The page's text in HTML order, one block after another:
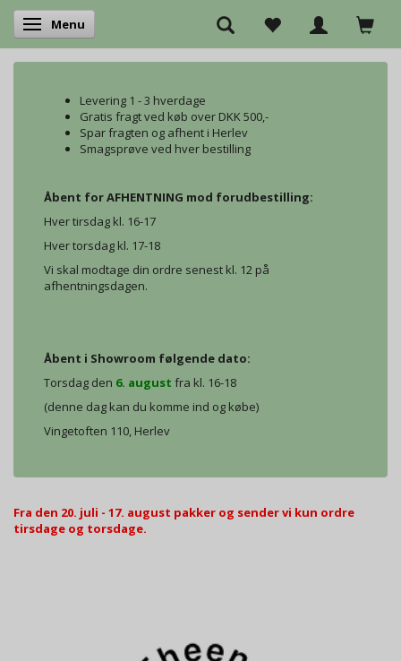
Skifte navigation
Menu
Levering 1 - 3 hverdage
Gratis fragt ved køb over DKK 500,-
Spar fragten og afhent i Herlev
Smagsprøve ved hver bestilling
Åbent for AFHENTNING mod forudbestilling:
Hver tirsdag kl. 16-17
Hver torsdag kl. 17-18
Vi skal modtage din ordre senest kl. 12 på
afhentningsdagen.
Åbent i Showroom følgende dato:
Torsdag den 6. august fra kl. 16-18
(denne dag kan du komme ind og købe)
Vingetoften 110, Herlev
Fra den 20. juli - 17. august pakker og sender vi kun ordre
tirsdage og torsdage.